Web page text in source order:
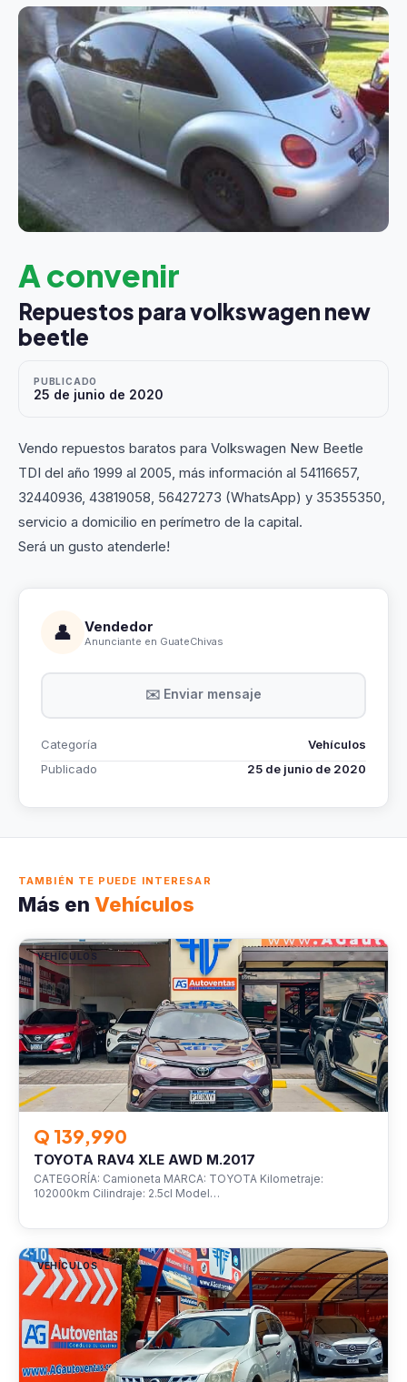
A convenir
Repuestos para volkswagen new
beetle
PUBLICADO
25 de junio de 2020
Vendo repuestos baratos para Volkswagen New Beetle
TDI del año 1999 al 2005, más información al 54116657,
32440936, 43819058, 56427273 (WhatsApp) y 35355350,
servicio a domicilio en perímetro de la capital.
Será un gusto atenderle!
👤 Vendedor
Anunciante en GuateChivas
✉️ Enviar mensaje
Categoría
Vehículos
Publicado
25 de junio de 2020
TAMBIÉN TE PUEDE INTERESAR
Más en Vehículos
VEHÍCULOS
Q 139,990
TOYOTA RAV4 XLE AWD M.2017
CATEGORÍA: Camioneta MARCA: TOYOTA Kilometraje:
102000km Cilindraje: 2.5cl Model…
VEHÍCULOS